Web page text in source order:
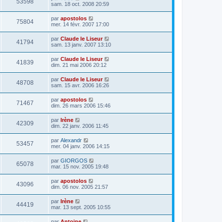
sam. 18 oct. 2008 20:59
75804 par apostolos
mer. 14 févr. 2007 17:00
41794 par Claude le Liseur
sam. 13 janv. 2007 13:10
41839 par Claude le Liseur
dim. 21 mai 2006 20:12
48708 par Claude le Liseur
sam. 15 avr. 2006 16:26
71467 par apostolos
dim. 26 mars 2006 15:46
42309 par Irène
dim. 22 janv. 2006 11:45
53457 par Alexandr
mer. 04 janv. 2006 14:15
65078 par GIORGOS
mar. 15 nov. 2005 19:48
43096 par apostolos
dim. 06 nov. 2005 21:57
44419 par Irène
mar. 13 sept. 2005 10:55